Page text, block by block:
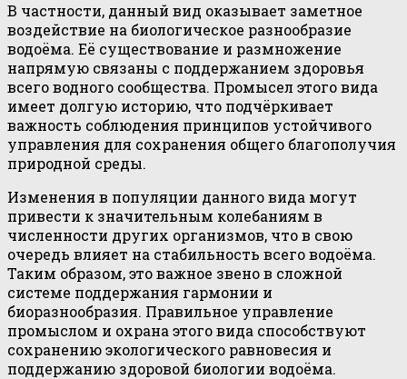
В частности, данный вид оказывает заметное
воздействие на биологическое разнообразие
водоёма. Её существование и размножение
напрямую связаны с поддержанием здоровья
всего водного сообщества. Промысел этого вида
имеет долгую историю, что подчёркивает
важность соблюдения принципов устойчивого
управления для сохранения общего благополучия
природной среды.
Изменения в популяции данного вида могут
привести к значительным колебаниям в
численности других организмов, что в свою
очередь влияет на стабильность всего водоёма.
Таким образом, это важное звено в сложной
системе поддержания гармонии и
биоразнообразия. Правильное управление
промыслом и охрана этого вида способствуют
сохранению экологического равновесия и
поддержанию здоровой биологии водоёма.